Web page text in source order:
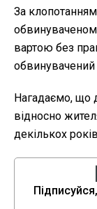
За
вартою без
обвинувачений
Нагадаємо, що
відносно
декількох